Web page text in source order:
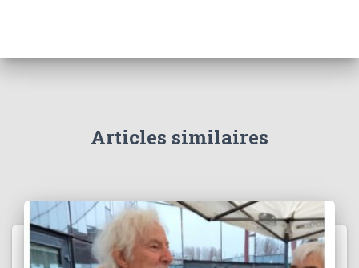
Articles similaires